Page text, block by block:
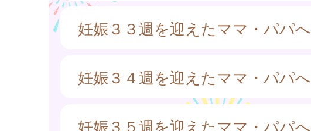
妊娠３３週を迎えたママ・パパへ
妊娠３４週を迎えたママ・パパへ
妊娠３５週を迎えたママ・パパへ